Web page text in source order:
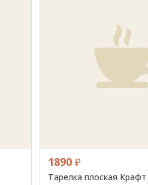
1890 ₽
Тарелка плоская Крафт